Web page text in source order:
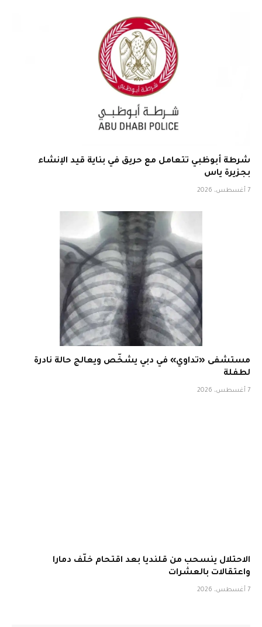
شرطة أبوظبي تتعامل مع حريق في بناية قيد الإنشاء
بجزيرة ياس
7 أغسطس، 2026
مستشفى «تداوي» في دبي يشخّص ويعالج حالة نادرة
لطفلة
7 أغسطس، 2026
الاحتلال ينسحب من قلنديا بعد اقتحام خلّف دمارا
واعتقالات بالعشرات
7 أغسطس، 2026